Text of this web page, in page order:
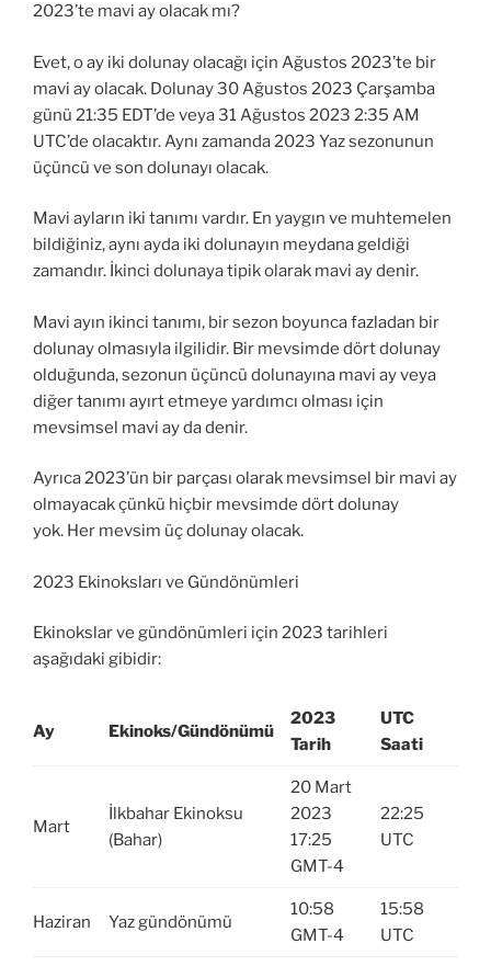
2023’te mavi ay olacak mı?
Evet, o ay iki dolunay olacağı için Ağustos 2023’te bir
mavi ay olacak. Dolunay 30 Ağustos 2023 Çarşamba
günü 21:35 EDT’de veya 31 Ağustos 2023 2:35 AM
UTC’de olacaktır. Aynı zamanda 2023 Yaz sezonunun
üçüncü ve son dolunayı olacak.
Mavi ayların iki tanımı vardır. En yaygın ve muhtemelen
bildiğiniz, aynı ayda iki dolunayın meydana geldiği
zamandır. İkinci dolunaya tipik olarak mavi ay denir.
Mavi ayın ikinci tanımı, bir sezon boyunca fazladan bir
dolunay olmasıyla ilgilidir. Bir mevsimde dört dolunay
olduğunda, sezonun üçüncü dolunayına mavi ay veya
diğer tanımı ayırt etmeye yardımcı olması için
mevsimsel mavi ay da denir.
Ayrıca 2023’ün bir parçası olarak mevsimsel bir mavi ay
olmayacak çünkü hiçbir mevsimde dört dolunay
yok. Her mevsim üç dolunay olacak.
2023 Ekinoksları ve Gündönümleri
Ekinokslar ve gündönümleri için 2023 tarihleri ​​
aşağıdaki gibidir:
Ay Ekinoks/Gündönümü
2023
Tarih
UTC
Saati
Mart
İlkbahar Ekinoksu
(Bahar)
20 Mart
2023
17:25
GMT-4
22:25
UTC
Haziran Yaz gündönümü
10:58
GMT-4
15:58
UTC